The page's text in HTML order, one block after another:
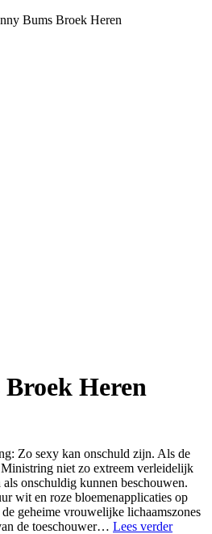
Bums Broek Heren
Heren
Zo sexy kan onschuld zijn. Als de
niet zo extreem verleidelijk
onschuldig kunnen beschouwen.
wit en roze bloemenapplicaties op
geheime vrouwelijke lichaamszones
de toeschouwer… Lees verderBunny